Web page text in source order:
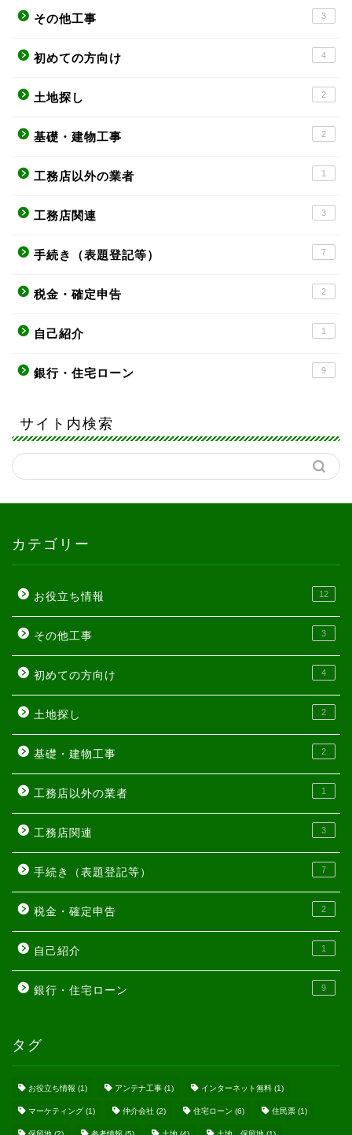
その他工事 3
初めての方向け 4
土地探し 2
基礎・建物工事 2
工務店以外の業者 1
工務店関連 3
手続き（表題登記等） 7
税金・確定申告 2
自己紹介 1
銀行・住宅ローン 9
サイト内検索
カテゴリー
お役立ち情報 12
その他工事 3
初めての方向け 4
土地探し 2
基礎・建物工事 2
工務店以外の業者 1
工務店関連 3
手続き（表題登記等） 7
税金・確定申告 2
自己紹介 1
銀行・住宅ローン 9
タグ
お役立ち情報 (1) アンテナ工事 (1) インターネット無料 (1)
マーケティング (1) 仲介会社 (2) 住宅ローン (6) 住民票 (1)